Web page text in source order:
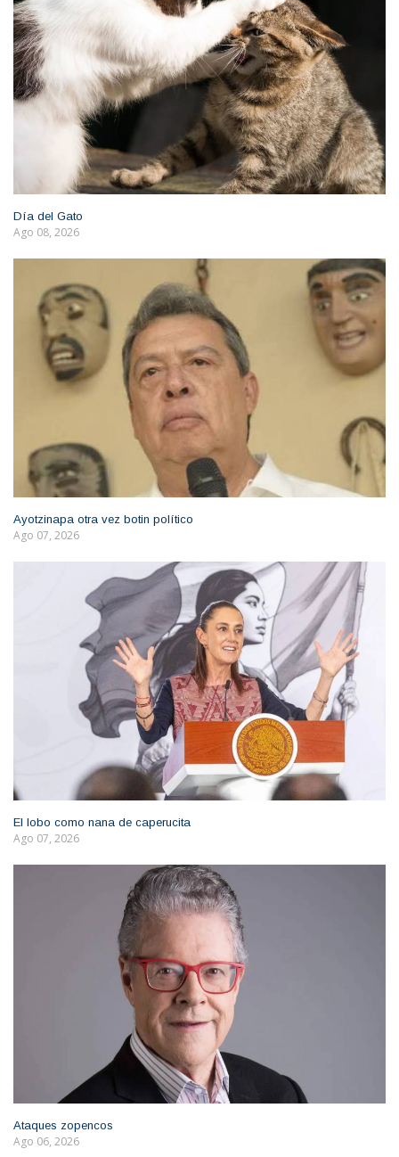
Día del Gato
Ago 08, 2026
Ayotzinapa otra vez botin político
Ago 07, 2026
El lobo como nana de caperucita
Ago 07, 2026
Ataques zopencos
Ago 06, 2026